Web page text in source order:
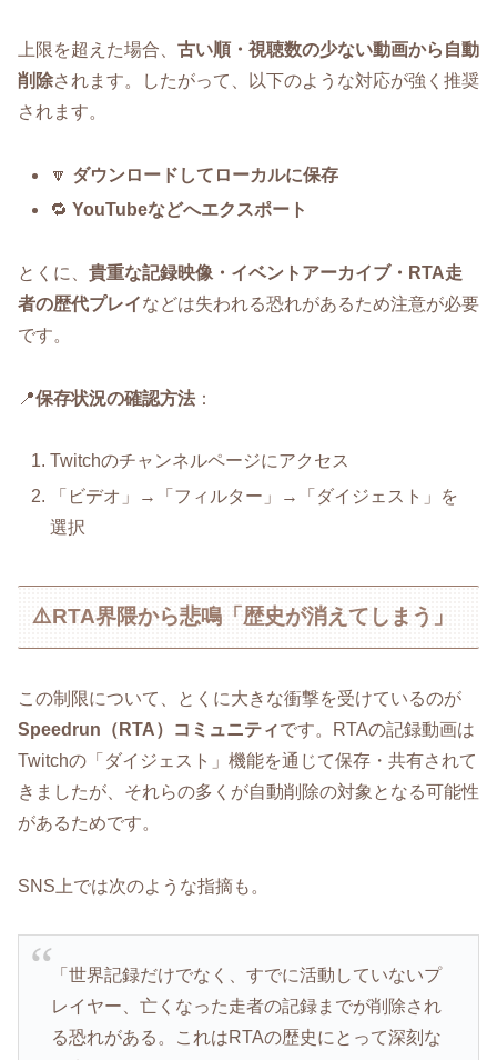
上限を超えた場合、 古い順・視聴数の少ない動画から自動
削除されます。したがって、以下のような対応が強く推奨
されます。
🔽 ダウンロードしてローカルに保存
🔁YouTubeなどへエクスポート
とくに、 貴重な記録映像・イベントアーカイブ・RTA走
者の歴代プレイなどは失われる恐れがあるため注意が必要
です。
📍保存状況の確認方法 ：
Twitchのチャンネルページにアクセス
「ビデオ」→「フィルター」→「ダイジェスト」を
選択
⚠️RTA界隈から悲鳴「歴史が消えてしまう」
この制限について、とくに大きな衝撃を受けているのが
Speedrun（RTA）コミュニティです。RTAの記録動画は
Twitchの「ダイジェスト」機能を通じて保存・共有されて
きましたが、それらの多くが自動削除の対象となる可能性
があるためです。
SNS上では次のような指摘も。
「世界記録だけでなく、すでに活動していないプ
レイヤー、亡くなった走者の記録までが削除され
る恐れがある。これはRTAの歴史にとって深刻な